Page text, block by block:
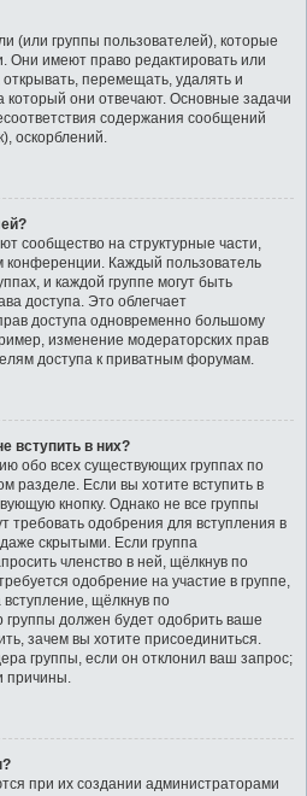
(или группы пользователей), которые
Они имеют право редактировать или
перемещать, удалять и
они отвечают. Основные задачи
содержания сообщений
оскорблений.
сообщество на структурные части,
Каждый пользователь
и каждой группе могут быть
доступа. Это облегчает
доступа одновременно большому
изменение модераторских прав
доступа к приватным форумам.
вступить в них?
обо всех существующих группах по
разделе. Если вы хотите вступить в
кнопку. Однако не все группы
требовать одобрения для вступления в
скрытыми. Если группа
членство в ней, щёлкнув по
одобрение на участие в группе,
щёлкнув по
группы должен будет одобрить ваше
зачем вы хотите присоединиться.
группы, если он отклонил ваш запрос;
причины.
при их создании администраторами